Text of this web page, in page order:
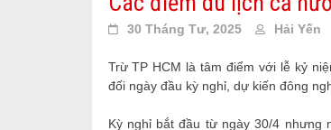
30 Tháng Tư, 2025 Hải Yến
Trừ TP HCM là tâm điểm với lễ kỷ
đối ngày đầu kỳ nghỉ, dự kiến đông
Kỳ nghỉ bắt đầu từ ngày 30/4 nhưng